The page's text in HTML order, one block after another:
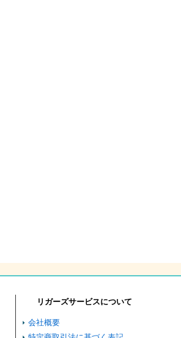
リガーズサービスについて
会社概要